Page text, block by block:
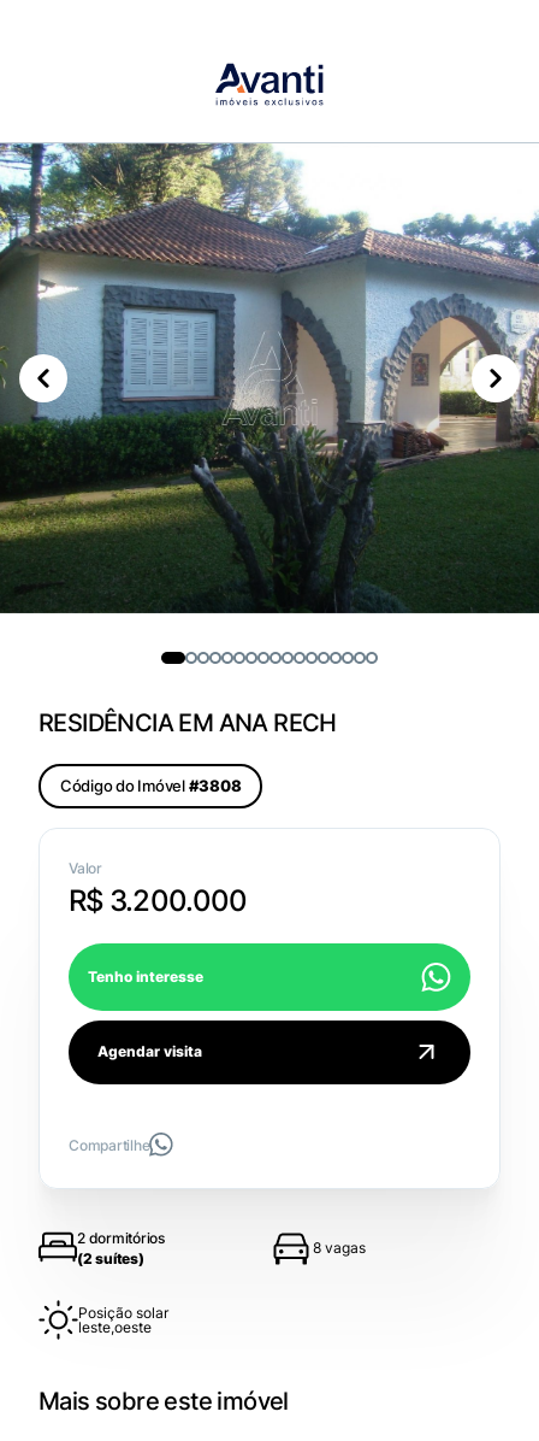
RESIDÊNCIA EM ANA RECH
Código do Imóvel#3808
Valor
R$ 3.200.000
Tenho interesse
Agendar visita
Compartilhe
2 dormitórios
(2 suítes)
8 vagas
Posição solar
leste,oeste
Mais sobre este imóvel